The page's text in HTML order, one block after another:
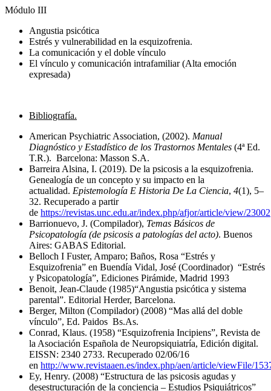
Módulo III
Angustia psicótica
Estrés y vulnerabilidad en la esquizofrenia.
La comunicación y el doble vínculo
El vínculo y comunicación intrafamiliar (Alta emoción
expresada)
Bibliografía.
American Psychiatric Association, (2002). Manual
Diagnóstico y Estadístico de los Trastornos Mentales (4ª Ed.
T.R.). Barcelona: Masson S.A.
Barreira Alsina, I. (2019). De la psicosis a la esquizofrenia.
Genealogía de un concepto y su impacto en la
actualidad. Epistemología E Historia De La Ciencia, 4(1), 5–
32. Recuperado a partir
de https://revistas.unc.edu.ar/index.php/afjor/article/view/23002
Barrionuevo, J. (Compilador), Temas Básicos de
Psicopatología (de psicosis a patologías del acto). Buenos
Aires: GABAS Editorial.
Belloch I Fuster, Amparo; Baños, Rosa “Estrés y
Esquizofrenia” en Buendía Vidal, José (Coordinador) “Estrés
y Psicopatología”, Ediciones Pirámide, Madrid 1993
Benoit, Jean-Claude (1985)“Angustia psicótica y sistema
parental”. Editorial Herder, Barcelona.
Berger, Milton (Compilador) (2008) “Mas allá del doble
vínculo”, Ed. Paidos Bs.As.
Conrad, Klaus. (1958) “Esquizofrenia Incipiens”, Revista de
la Asociación Española de Neuropsiquiatría, Edición digital.
EISSN: 2340 2733. Recuperado 02/06/16
en http://www.revistaaen.es/index.php/aen/article/viewFile/
Ey, Henry. (2008) “Estructura de las psicosis agudas y
desestructuración de la conciencia – Estudios Psiquiátricos”